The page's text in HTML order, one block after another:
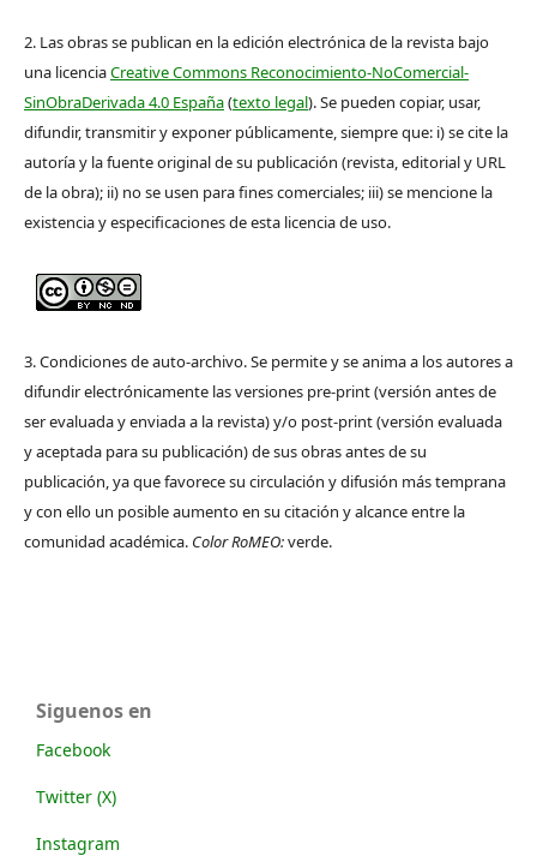
2. Las obras se publican en la edición electrónica de la revista bajo
una licenciaCreative Commons Reconocimiento-NoComercial-
SinObraDerivada 4.0 España(texto legal). Se pueden copiar, usar,
difundir, transmitir y exponer públicamente, siempre que: i) se cite la
autoría y la fuente original de su publicación (revista, editorial y URL
de la obra); ii) no se usen para fines comerciales; iii) se mencione la
existencia y especificaciones de esta licencia de uso.
3. Condiciones de auto-archivo. Se permite y se anima a los autores a
difundir electrónicamente las versiones pre-print (versión antes de
ser evaluada y enviada a la revista) y/o post-print (versión evaluada
y aceptada para su publicación) de sus obras antes de su
publicación, ya que favorece su circulación y difusión más temprana
y con ello un posible aumento en su citación y alcance entre la
comunidad académica. Color RoMEO:verde.
Siguenos en
Facebook
Twitter (X)
Instagram